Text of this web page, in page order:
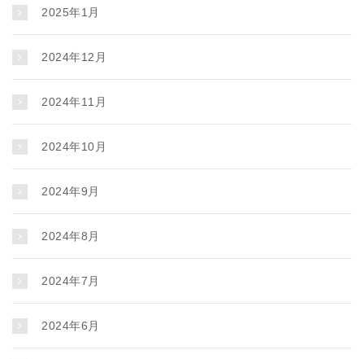
2025年1月
2024年12月
2024年11月
2024年10月
2024年9月
2024年8月
2024年7月
2024年6月